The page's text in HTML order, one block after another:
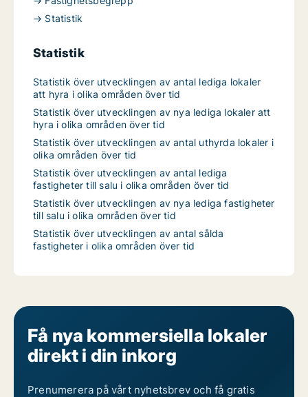
→ Statistik
Statistik
Statistik över utvecklingen av antal lediga lokaler
att hyra i olika områden över tid
Statistik över utvecklingen av nya lediga lokaler att
hyra i olika områden över tid
Statistik över utvecklingen av antal uthyrda lokaler i
olika områden över tid
Statistik över utvecklingen av antal lediga
fastigheter till salu i olika områden över tid
Statistik över utvecklingen av nya lediga fastigheter
till salu i olika områden över tid
Statistik över utvecklingen av antal sålda
fastigheter i olika områden över tid
Få nya kommersiella lokaler
direkt i din inkorg
Prenumerera på vårt nyhetsbrev och få gratis